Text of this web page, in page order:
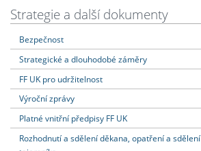
Dozvědět se více
Podat přihlášku
Dozvědět se více
Dozvědět se více
Dozvědět se více
Strategie a další dokumenty
Bezpečnost
Strategické a dlouhodobé záměry
FF UK pro udržitelnost
Výroční zprávy
Platné vnitřní předpisy FF UK
Rozhodnutí a sdělení děkana, opatření a sdělení